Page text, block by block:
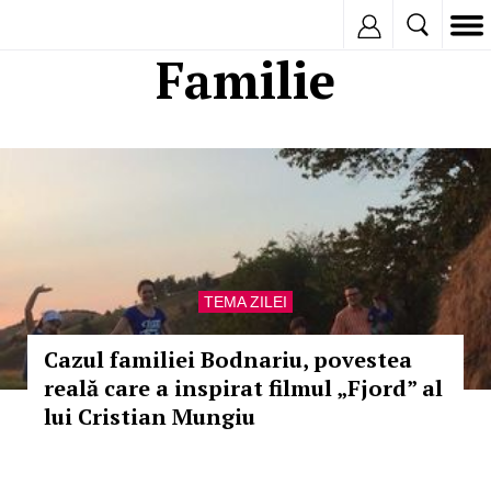
Familie
TEMA ZILEI
Cazul familiei Bodnariu, povestea
reală care a inspirat filmul „Fjord” al
lui Cristian Mungiu